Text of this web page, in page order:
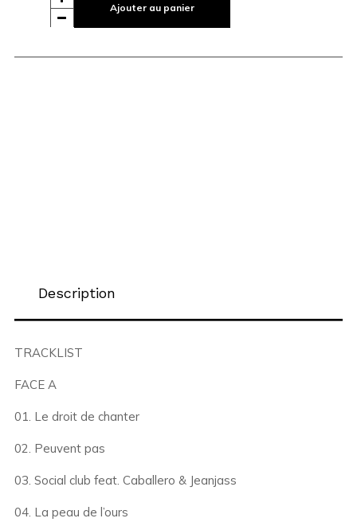
Ajouter au panier
Description
TRACKLIST
FACE A
01. Le droit de chanter
02. Peuvent pas
03. Social club feat. Caballero & Jeanjass
04. La peau de l’ours